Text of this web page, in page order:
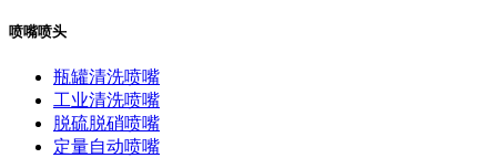
喷嘴喷头
瓶罐清洗喷嘴
工业清洗喷嘴
脱硫脱硝喷嘴
定量自动喷嘴